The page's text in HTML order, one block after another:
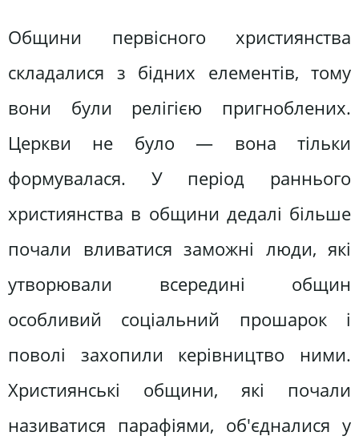
Общини первісного християнства
складалися з бідних елементів, тому
вони були релігією пригноблених.
Церкви не було — вона тільки
формувалася. У період раннього
християнства в общини дедалі більше
почали вливатися заможні люди, які
утворювали всередині общин
особливий соціальний прошарок і
поволі захопили керівництво ними.
Християнські общини, які почали
називатися парафіями, об'єдналися у